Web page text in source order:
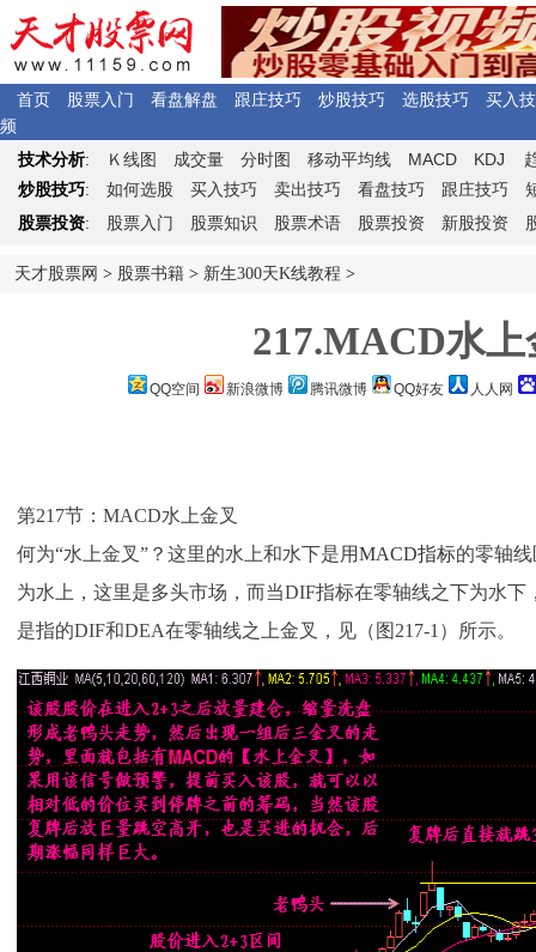
首页 股票入门 看盘解盘 跟庄技巧 炒股技巧 选股技巧
买入
频
技术分析: Ｋ 线图 成交量 分时图 移动平均线 MACD KDJ
炒股技巧: 如何选股 买入技巧 卖出技巧 看盘技巧 跟庄技巧
股票投资: 股票入门 股票知识 股票术语 股票投资 新股投资
天才股票网 > 股票书籍 > 新生300天K线教程 >
217.MACD水上
QQ空间 新浪微博 腾讯微博 QQ好友 人人网
第217节：MACD水上金叉
何为“水上金叉”？这里的水上和水下是用MACD指标的零轴
为水上，这里是多头市场，而当DIF指标在零轴线之下为水
是指的DIF和DEA在零轴线之上金叉，见（图217-1）所示。